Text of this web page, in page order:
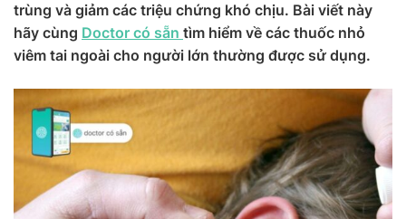
trùng và giảm các triệu chứng khó chịu. Bài viết này
hãy cùng Doctor có sẵn tìm hiểm về các thuốc nhỏ
viêm tai ngoài cho người lớn thường được sử dụng.